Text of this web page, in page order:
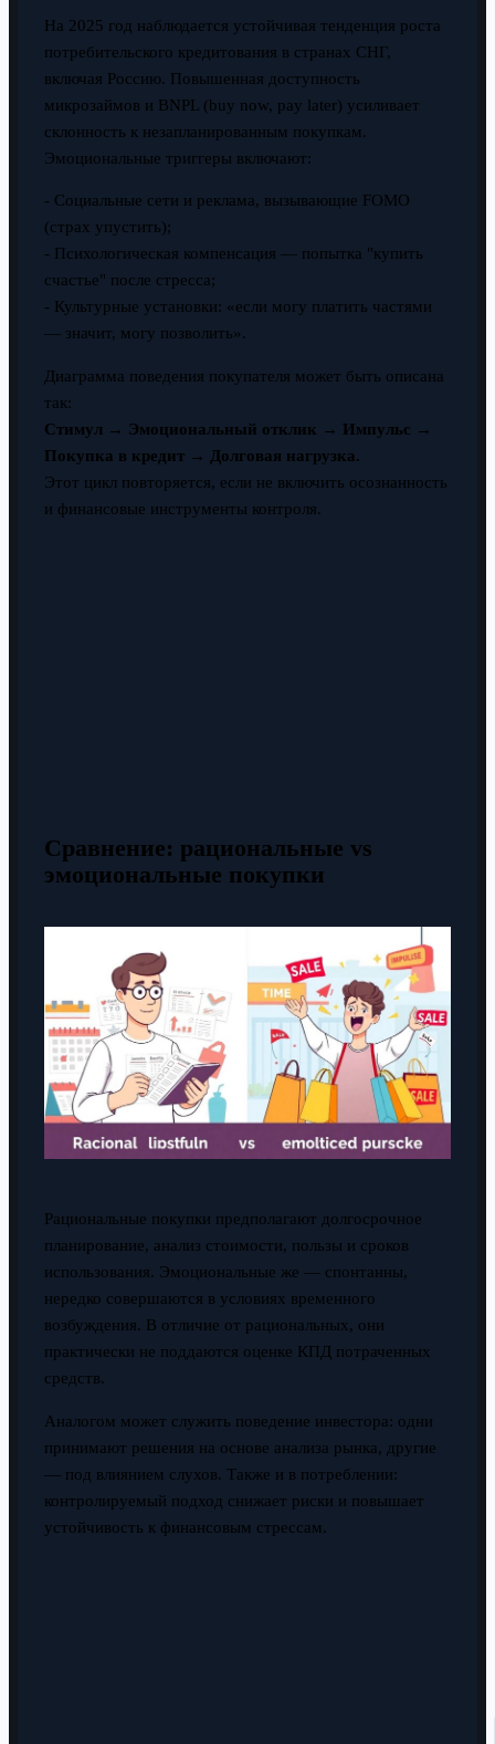
На 2025 год наблюдается устойчивая тенденция роста
потребительского кредитования в странах СНГ,
включая Россию. Повышенная доступность
микрозаймов и BNPL (buy now, pay later) усиливает
склонность к незапланированным покупкам.
Эмоциональные триггеры включают:
- Социальные сети и реклама, вызывающие FOMO
(страх упустить);
- Психологическая компенсация — попытка "купить
счастье" после стресса;
- Культурные установки: «если могу платить частями
— значит, могу позволить».
Диаграмма поведения покупателя может быть описана
так:
Стимул → Эмоциональный отклик → Импульс →
Покупка в кредит → Долговая нагрузка.
Этот цикл повторяется, если не включить осознанность
и финансовые инструменты контроля.
Сравнение: рациональные vs
эмоциональные покупки
Рациональные покупки предполагают долгосрочное
планирование, анализ стоимости, пользы и сроков
использования. Эмоциональные же — спонтанны,
нередко совершаются в условиях временного
возбуждения. В отличие от рациональных, они
практически не поддаются оценке КПД потраченных
средств.
Аналогом может служить поведение инвестора: одни
принимают решения на основе анализа рынка, другие
— под влиянием слухов. Также и в потреблении:
контролируемый подход снижает риски и повышает
устойчивость к финансовым стрессам.